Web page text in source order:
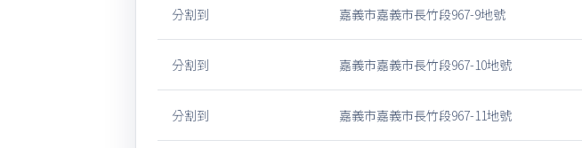
分割到 嘉義市嘉義市長竹段967-9地號
分割到 嘉義市嘉義市長竹段967-10地號
分割到 嘉義市嘉義市長竹段967-11地號